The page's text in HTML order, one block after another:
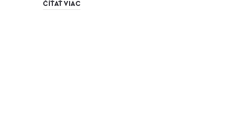
ČÍŤAŤ VIAC